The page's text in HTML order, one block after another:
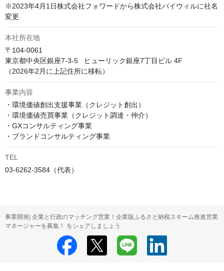
※2023年4月1日株式会社フォワードから株式会社バイウィルに社名
変更
本社所在地
〒104-0061
東京都中央区銀座7‐3‐5   ヒューリック銀座7丁目ビル 4F
（2026年2月に上記住所に移転）
事業内容
・環境価値創出支援事業（クレジット創出）
・環境価値売買事業（クレジット調達・仲介）
・GXコンサルティング事業
・ブランドコンサルティング事業
TEL
03-6262-3584（代表）
事業開発| 企業と行政のマッチング営業！企業版ふるさと納税スキーム推進営業
マネージャーを募集！ をシェアしましょう